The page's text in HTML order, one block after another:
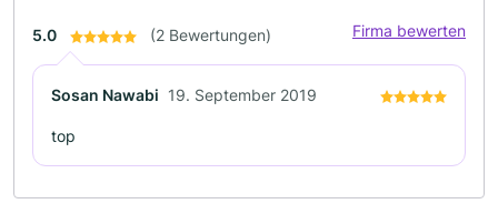
5.0 (2 Bewertungen) Firma bewerten
Sosan Nawabi 19. September 2019
top